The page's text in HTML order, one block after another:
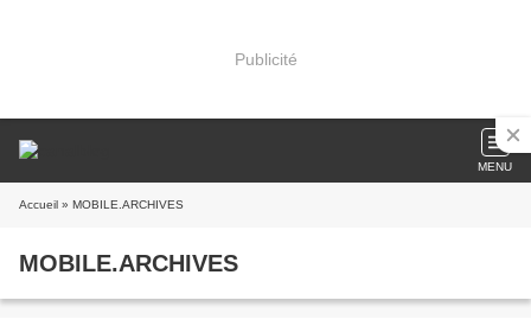
Publicité
MENU
Accueil » MOBILE.ARCHIVES
MOBILE.ARCHIVES